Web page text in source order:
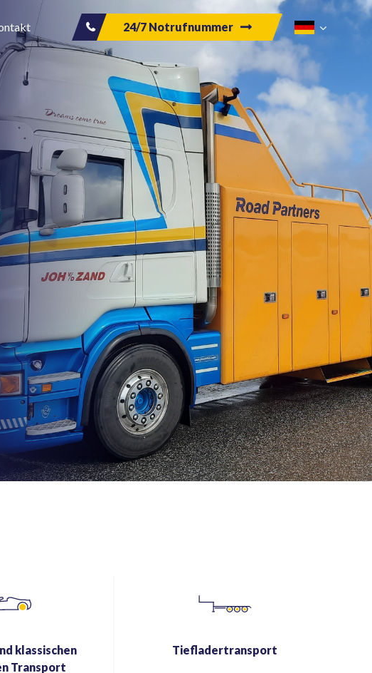
24/7 Notrufnummer
klassischen
Transport
Tiefladertransport